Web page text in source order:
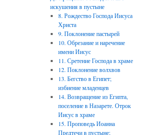
искушения в пустыне
8. Рождество Господа Иисуса
Христа
9. Поклонение пастырей
10. Обрезание и наречение
имени Иисус
11. Сретение Господа в храме
12. Поклонение волхвов
13. Бегство в Египет;
избиение младенцев
14. Возвращение из Египта,
поселение в Назарете. Отрок
Иисус в храме
15. Проповедь Иоанна
Предтечи в пустыне;